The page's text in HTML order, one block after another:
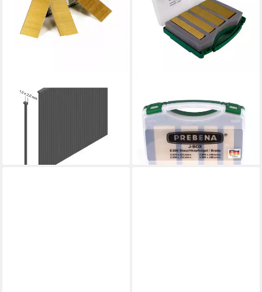
PREBENA
Stauchkopfnagel J 50 CNKHA
lieferbar - in 2-3 Werktagen bei dir
Nagel J-BOX CNKHA
Stauchkopfnägel Brads Typ J
aus Stahl verzinkt geharzt
ab 34,39 €
lieferbar - in 2-3 Werktagen bei dir